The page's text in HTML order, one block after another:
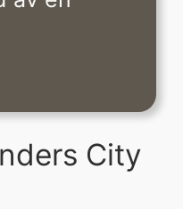
City